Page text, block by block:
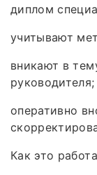
диплом
учитывают
вникают в
руководителя;
оперативно
Как это